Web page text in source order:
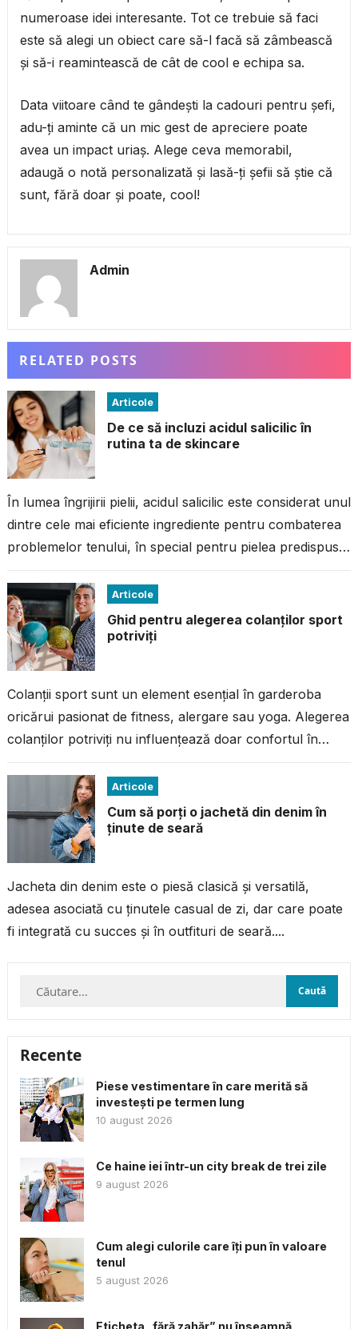
numeroase idei interesante. Tot ce trebuie să faci
este să alegi un obiect care să-l facă să zâmbească
și să-i reamintească de cât de cool e echipa sa.
Data viitoare când te gândești la cadouri pentru șefi,
adu-ți aminte că un mic gest de apreciere poate
avea un impact uriaș. Alege ceva memorabil,
adaugă o notă personalizată și lasă-ți șefii să știe că
sunt, fără doar și poate, cool!
Admin
RELATED POSTS
Articole
De ce să incluzi acidul salicilic în
rutina ta de skincare
În lumea îngrijirii pielii, acidul salicilic este considerat unul
dintre cele mai eficiente ingrediente pentru combaterea
problemelor tenului, în special pentru pielea predispusă
Articole
Ghid pentru alegerea colanților sport
potriviți
Colanții sport sunt un element esențial în garderoba
oricărui pasionat de fitness, alergare sau yoga. Alegerea
colanților potriviți nu influențează doar confortul în
Articole
Cum să porți o jachetă din denim în
ținute de seară
Jacheta din denim este o piesă clasică și versatilă,
adesea asociată cu ținutele casual de zi, dar care poate
fi integrată cu succes și în outfituri de seară....
Caută
Recente
Piese vestimentare în care merită să
investești pe termen lung
10 august 2026
Ce haine iei într-un city break de trei zile
9 august 2026
Cum alegi culorile care îți pun în valoare
tenul
5 august 2026
Eticheta „fără zahăr” nu înseamnă